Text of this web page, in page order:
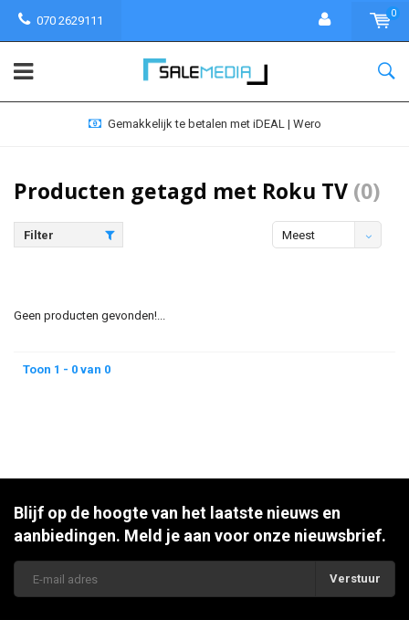
070 2629111
0
Gemakkelijk te betalen met iDEAL | Wero
Producten getagd met Roku TV (0)
Filter
Meest
Geen producten gevonden!...
Toon 1 - 0 van 0
Blijf op de hoogte van het laatste nieuws en
aanbiedingen. Meld je aan voor onze nieuwsbrief.
Verstuur